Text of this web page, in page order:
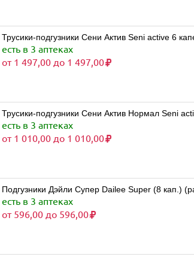
Трусики-подгузники Сени Актив Seni active 6
есть в 3 аптеках
от 1 497,00 до 1 497,00
Трусики-подгузники Сени Актив Нормал Seni
есть в 3 аптеках
от 1 010,00 до 1 010,00
Подгузники Дэйли Супер Dailee Super (8 кап.)
есть в 3 аптеках
от 596,00 до 596,00